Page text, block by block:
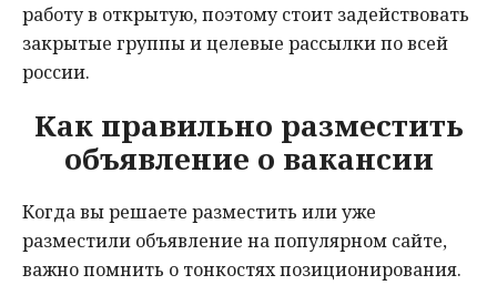
работу в открытую, поэтому стоит задействовать
закрытые группы и целевые рассылки по всей
россии.
Как правильно разместить
объявление о вакансии
Когда вы решаете разместить или уже
разместили объявление на популярном сайте,
важно помнить о тонкостях позиционирования.